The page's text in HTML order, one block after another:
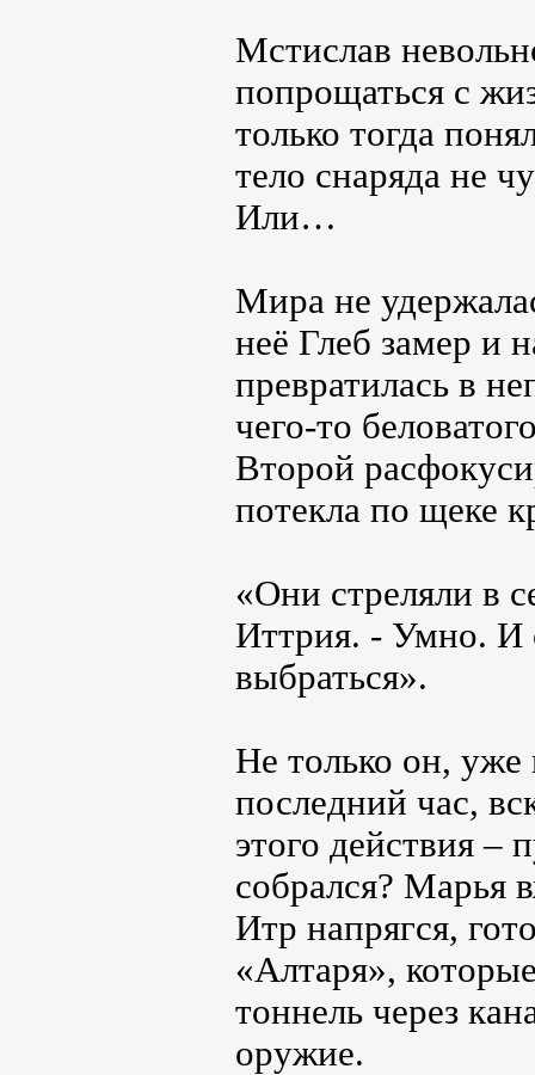
Мстислав
попрощаться с
только тогда
тело снаряда не
Или…
Мира не
неё Глеб замер и
превратилась в
чего-то
Второй
потекла по щеке
«Они стреляли в
Иттрия. - Умно. И
выбраться».
Не только он,
последний час,
этого действия –
собрался? Марья
Итр напрягся,
«Алтаря»,
тоннель через
оружие.